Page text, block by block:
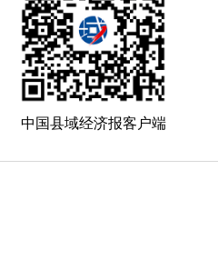
中国县域经济报客户端